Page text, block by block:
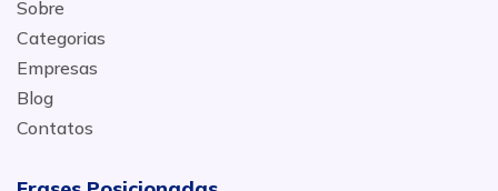
Sobre
Categorias
Empresas
Blog
Contatos